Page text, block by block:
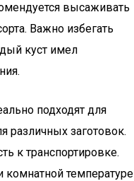
высаживать
Важно избегать
куст имел
подходят для
различных заготовок.
к транспортировке.
температуре